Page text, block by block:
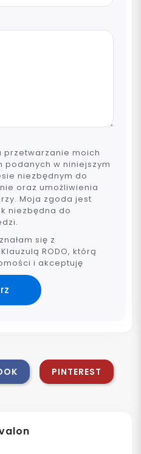
przetwarzanie moich
podanych w niniejszym
niezbędnym do
oraz umożliwienia
Moja zgoda jest
niezbędna do
się z
RODO, którą
i akceptuję
PINTEREST